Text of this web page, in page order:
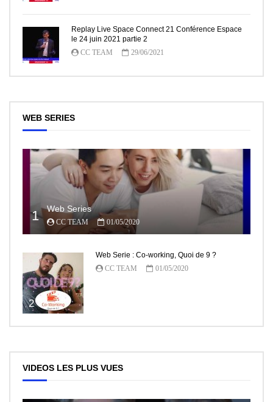
Replay Live Space Connect 21 Conférence Espace
le 24 juin 2021 partie 2
CC TEAM
29/06/2021
WEB SERIES
1 Web Series
CC TEAM 01/05/2020
2
Web Serie : Co-working, Quoi de 9 ?
CC TEAM
01/05/2020
VIDEOS LES PLUS VUES